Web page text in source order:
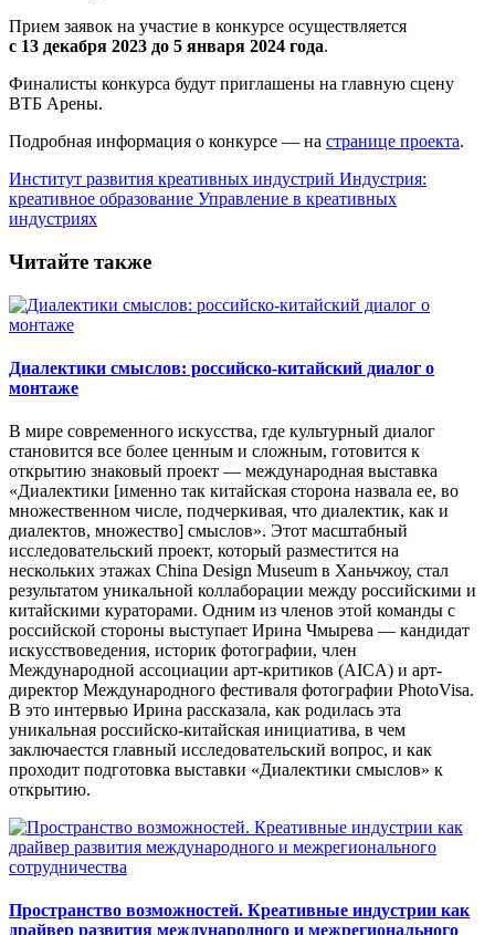
Прием заявок на участие в конкурсе осуществляется
с 13 декабря 2023 до 5 января 2024 года.
Финалисты конкурса будут приглашены на главную сцену
ВТБ Арены.
Подробная информация о конкурсе — на странице проекта.
Институт развития креативных индустрий Индустрия:
креативное образование Управление в креативных
индустриях
Читайте также
Диалектики смыслов: российско-китайский диалог о
монтаже
В мире современного искусства, где культурный диалог
становится все более ценным и сложным, готовится к
открытию знаковый проект — международная выставка
«Диалектики [именно так китайская сторона назвала ее, во
множественном числе, подчеркивая, что диалектик, как и
диалектов, множество] смыслов». Этот масштабный
исследовательский проект, который разместится на
нескольких этажах China Design Museum в Ханьчжоу, стал
результатом уникальной коллаборации между российскими и
китайскими кураторами. Одним из членов этой команды с
российской стороны выступает Ирина Чмырева — кандидат
искусствоведения, историк фотографии, член
Международной ассоциации арт-критиков (AICA) и арт-
директор Международного фестиваля фотографии PhotoVisa.
В это интервью Ирина рассказала, как родилась эта
уникальная российско-китайская инициатива, в чем
заключаестся главный исследовательский вопрос, и как
проходит подготовка выставки «Диалектики смыслов» к
открытию.
Пространство возможностей. Креативные индустрии как
драйвер развития международного и межрегионального